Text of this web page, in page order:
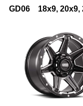
GD06 18x9, 20x9,